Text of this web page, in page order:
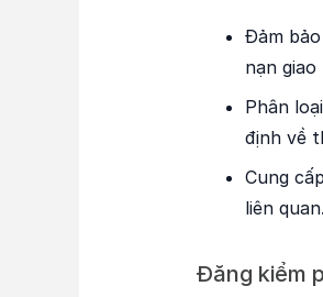
Đảm
nạn
Phân
định về
Cung
liên quan.
Đăng kiểm